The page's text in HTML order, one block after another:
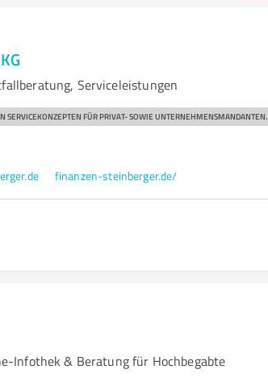
Serviceleistungen
FÜR PRIVAT- SOWIE UNTERNEHMENSMANDANTEN.
finanzen-steinberger.de/
Infothek & Beratung für Hochbegabte